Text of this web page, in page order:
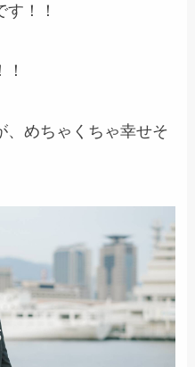
！！
、めちゃくちゃ幸せそ